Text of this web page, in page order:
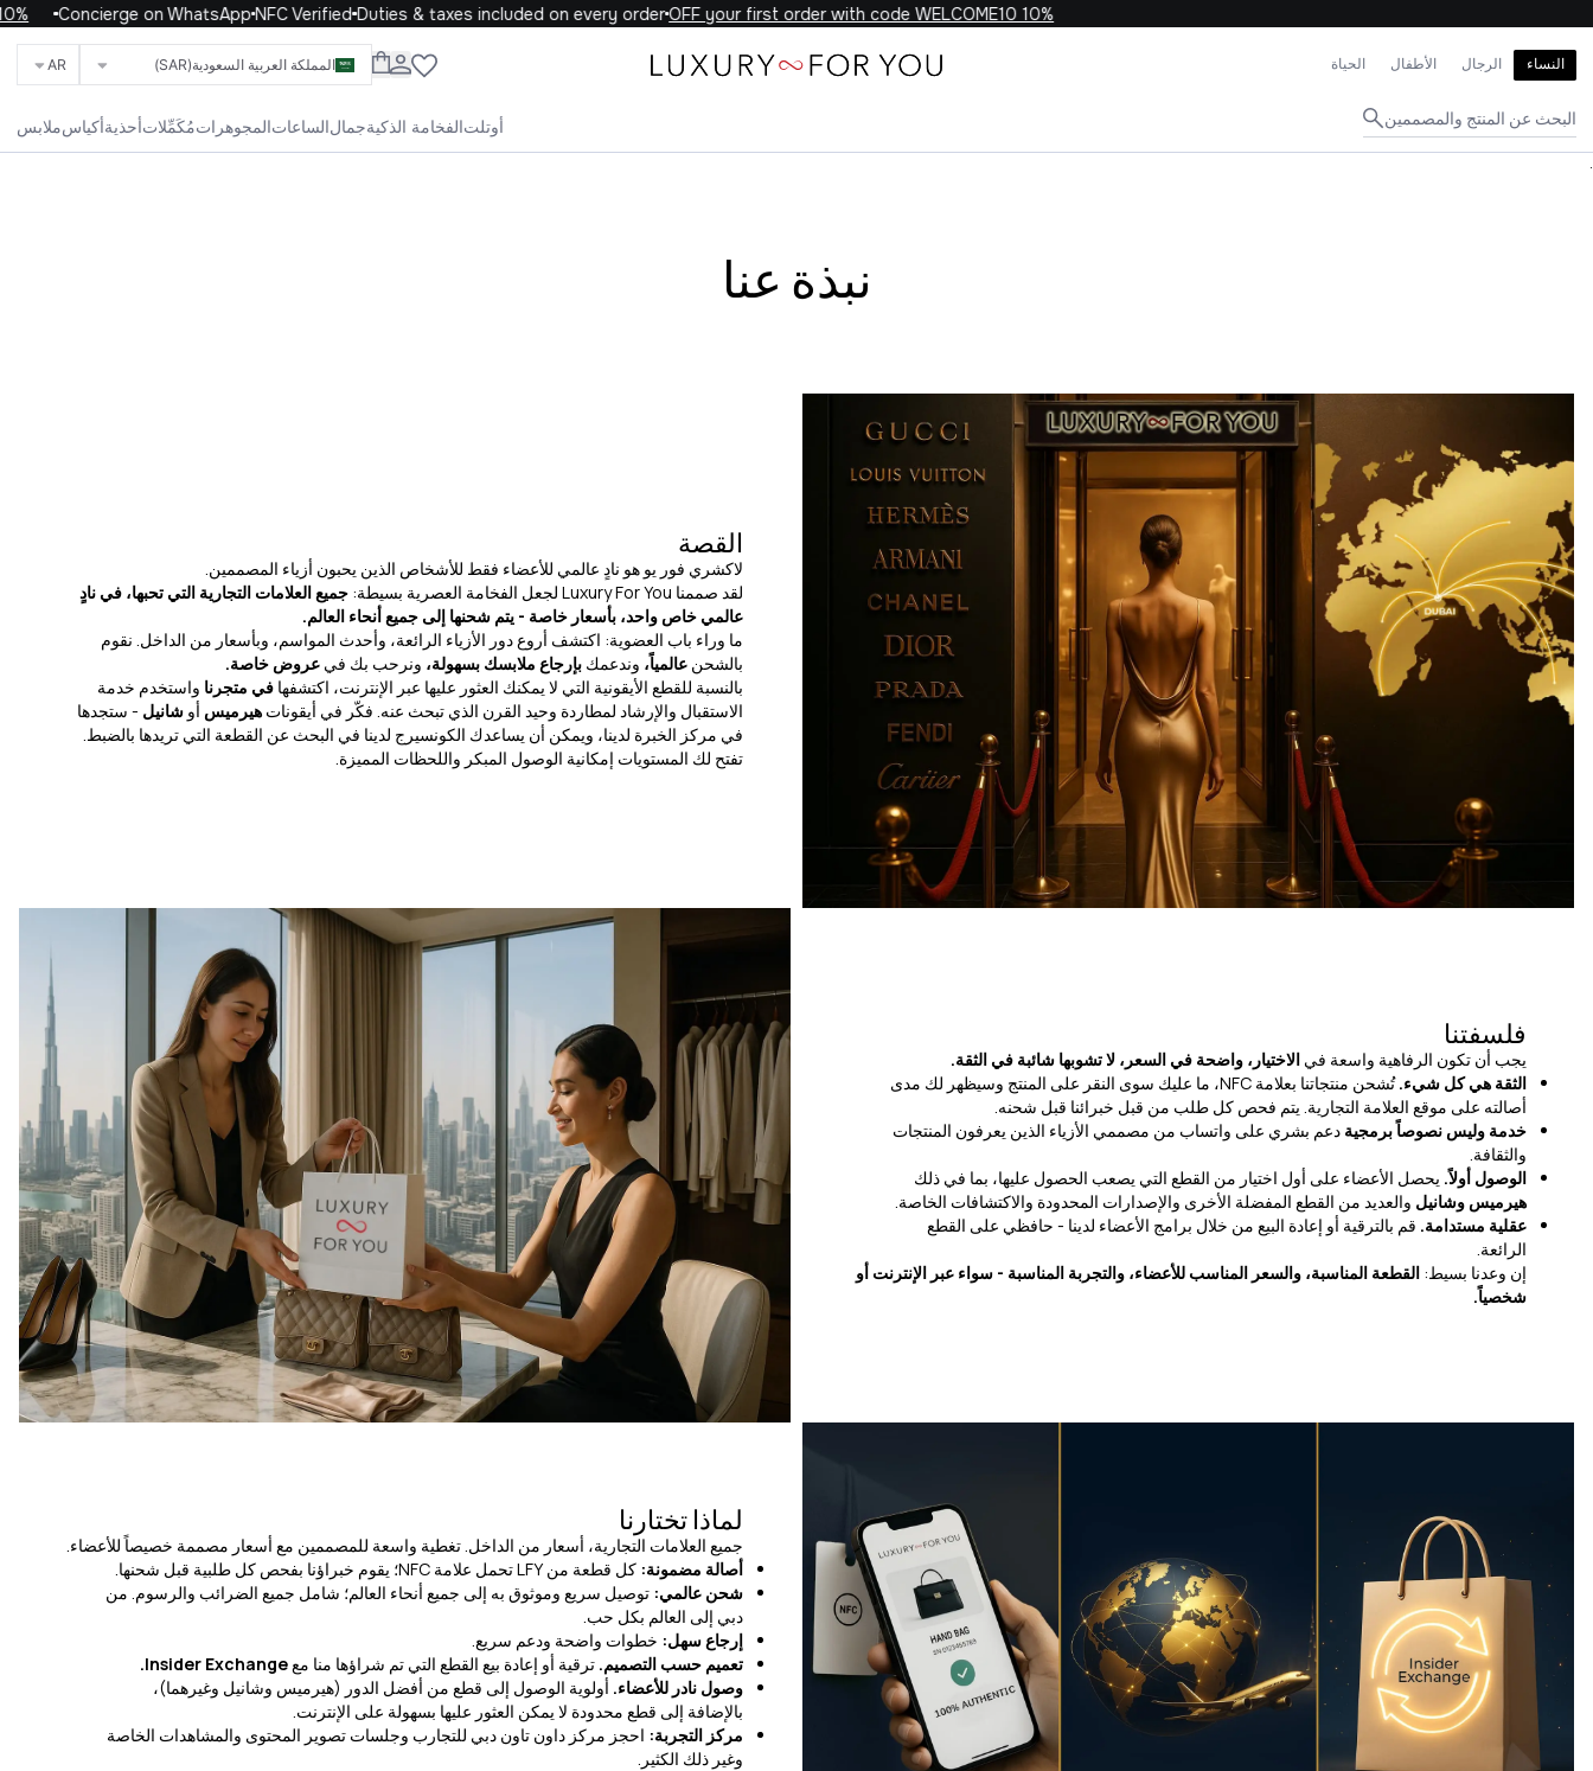
10% OFF your first order with code WELCOME10
Duties & taxes included on every order
NFC Verified
Concierge on WhatsApp
النساء الرجال الأطفال الحياة المملكة العربية السعودية(SAR)
AR
ملابسأكياسأحذيةمُكَمِّلاتالمجوهراتالساعاتجمالالفخامة الذكيةأوتلت البحث عن المنتج والمصممين
إغلاق
ابحث عن العلامات التجارية والفئات والمنتجات
الكل النساء الرجال الأطفال الحياة
.
نبذة عنا
القصة
لاكشري فور يو هو نادٍ عالمي للأعضاء فقط للأشخاص الذين يحبون أزياء المصممين.
لقد صممنا Luxury For You لجعل الفخامة العصرية بسيطة:
جميع العلامات التجارية التي تحبها، في نادٍ
عالمي خاص واحد، بأسعار خاصة - يتم شحنها إلى جميع أنحاء العالم.
ما وراء باب العضوية: اكتشف أروع دور الأزياء الرائعة، وأحدث المواسم، وبأسعار من الداخل. نقوم
بالشحن عالمياً، وندعمك بإرجاع ملابسك بسهولة، ونرحب بك في عروض خاصة.
بالنسبة للقطع الأيقونية التي لا يمكنك العثور عليها عبر الإنترنت، اكتشفها في متجرنا واستخدم خدمة
الاستقبال والإرشاد لمطاردة وحيد القرن الذي تبحث عنه. فكّر في أيقونات هيرميس أو شانيل - ستجدها
في مركز الخبرة لدينا، ويمكن أن يساعدك الكونسيرج لدينا في البحث عن القطعة التي تريدها بالضبط.
تفتح لك المستويات إمكانية الوصول المبكر واللحظات المميزة.
فلسفتنا
يجب أن تكون الرفاهية واسعة في الاختيار، واضحة في السعر، لا تشوبها شائبة في الثقة.
الثقة هي كل شيء.
تُشحن منتجاتنا بعلامة NFC، ما عليك سوى النقر على المنتج وسيظهر لك مدى
أصالته على موقع العلامة التجارية. يتم فحص كل طلب من قبل خبرائنا قبل شحنه.
خدمة وليس نصوصاً برمجية دعم بشري على واتساب من مصممي الأزياء الذين يعرفون المنتجات
والثقافة.
الوصول أولاً. يحصل الأعضاء على أول اختيار من القطع التي يصعب الحصول عليها، بما في ذلك
هيرميس وشانيل والعديد من القطع المفضلة الأخرى والإصدارات المحدودة والاكتشافات الخاصة.
عقلية مستدامة. قم بالترقية أو إعادة البيع من خلال برامج الأعضاء لدينا - حافظي على القطع
الرائعة.
إن وعدنا بسيط: القطعة المناسبة، والسعر المناسب للأعضاء، والتجربة المناسبة - سواء عبر الإنترنت أو
شخصياً.
لماذا تختارنا
جميع العلامات التجارية، أسعار من الداخل. تغطية واسعة للمصممين مع أسعار مصممة خصيصاً للأعضاء.
أصالة مضمونة: كل قطعة من LFY تحمل علامة NFC؛ يقوم خبراؤنا بفحص كل طلبية قبل شحنها.
شحن عالمي: توصيل سريع وموثوق به إلى جميع أنحاء العالم؛ شامل جميع الضرائب والرسوم. من
دبي إلى العالم بكل حب.
إرجاع سهل: خطوات واضحة ودعم سريع.
تعميم حسب التصميم. ترقية أو إعادة بيع القطع التي تم شراؤها منا مع Insider Exchange.
وصول نادر للأعضاء. أولوية الوصول إلى قطع من أفضل الدور (هيرميس وشانيل وغيرهما)،
بالإضافة إلى قطع محدودة لا يمكن العثور عليها بسهولة على الإنترنت.
مركز التجربة: احجز مركز داون تاون دبي للتجارب وجلسات تصوير المحتوى والمشاهدات الخاصة
وغير ذلك الكثير.